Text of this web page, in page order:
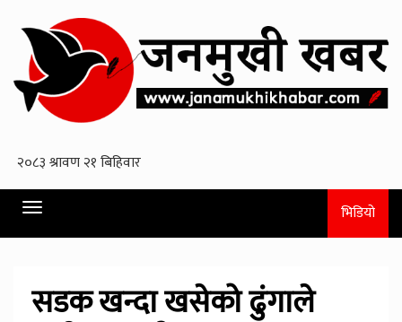
Toggle
navigation
भिडियो
सडक खन्दा खसेको ढुंगाले